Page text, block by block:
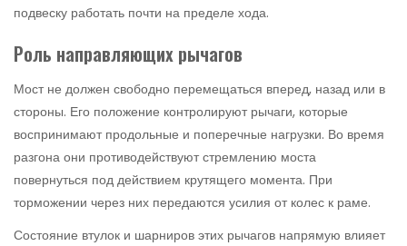
подвеску работать почти на пределе хода.
Роль направляющих рычагов
Мост не должен свободно перемещаться вперед, назад или в
стороны. Его положение контролируют рычаги, которые
воспринимают продольные и поперечные нагрузки. Во время
разгона они противодействуют стремлению моста
повернуться под действием крутящего момента. При
торможении через них передаются усилия от колес к раме.
Состояние втулок и шарниров этих рычагов напрямую влияет